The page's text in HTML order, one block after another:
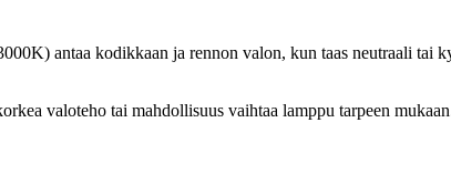
antaa kodikkaan ja rennon valon, kun taas neutraali
valoteho tai mahdollisuus vaihtaa lamppu tarpeen